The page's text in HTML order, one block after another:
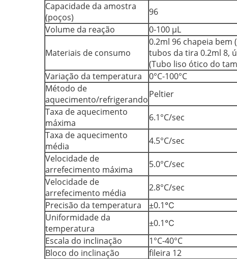
Capacidade da amostra
(poços)
96
Volume da reação
0-100 μL
Materiais de consumo
0.2ml 96 chapeia bem
tubos da tira 0.2ml 8,
(Tubo liso ótico do
Variação da temperatura
0°C-100°C
Método de
aquecimento/refrigerandoPeltier
Taxa de aquecimento
máxima
6.1°C/sec
Taxa de aquecimento
média
4.5°C/sec
Velocidade de
arrefecimento máxima
5.0°C/sec
Velocidade de
arrefecimento média
2.8°C/sec
Precisão da temperatura
±0.1℃
Uniformidade da
temperatura
±0.1℃
Escala do inclinação
1°C-40°C
Bloco do inclinação
fileira 12